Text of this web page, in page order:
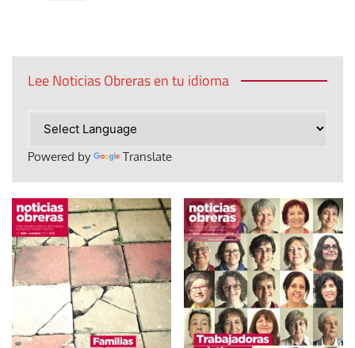
Lee Noticias Obreras en tu idioma
Powered by Translate